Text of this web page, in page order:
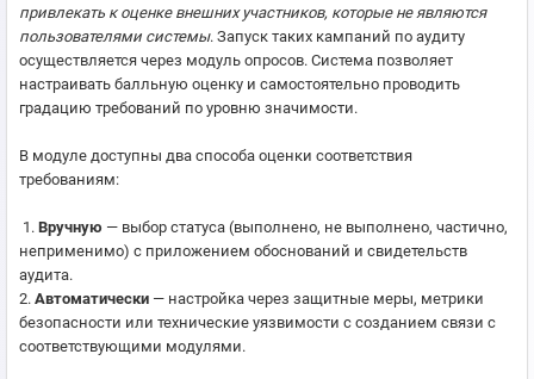
привлекать к оценке внешних участников, которые не являются
пользователями системы. Запуск таких кампаний по аудиту
осуществляется через модуль опросов. Система позволяет
настраивать балльную оценку и самостоятельно проводить
градацию требований по уровню значимости.
В модуле доступны два способа оценки соответствия
требованиям:
1. Вручную — выбор статуса (выполнено, не выполнено, частично,
неприменимо) с приложением обоснований и свидетельств
аудита.
2. Автоматически — настройка через защитные меры, метрики
безопасности или технические уязвимости с созданием связи с
соответствующими модулями.